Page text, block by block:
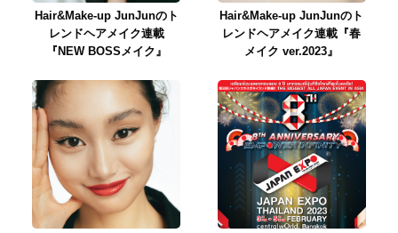
Hair&Make-up JunJunのト
レンドヘアメイク連載
『NEW BOSSメイク』
Hair&Make-up JunJunのト
レンドヘアメイク連載『春
メイク ver.2023』